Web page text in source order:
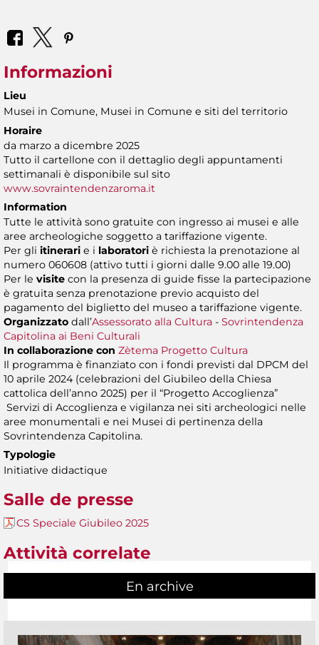
Informazioni
Lieu
Musei in Comune, Musei in Comune e siti del territorio
Horaire
da marzo a dicembre 2025
Tutto il cartellone con il dettaglio degli appuntamenti
settimanali è disponibile sul sito
www.sovraintendenzaroma.it
Information
Tutte le attività sono gratuite con ingresso ai musei e alle
aree archeologiche soggetto a tariffazione vigente.
Per gli itinerari e i laboratori è richiesta la prenotazione al
numero 060608 (attivo tutti i giorni dalle 9.00 alle 19.00)
Per le visite con la presenza di guide fisse la partecipazione
è gratuita senza prenotazione previo acquisto del
pagamento del biglietto del museo a tariffazione vigente.
Organizzato dall’Assessorato alla Cultura - Sovrintendenza
Capitolina ai Beni Culturali
In collaborazione con Zètema Progetto Cultura
Il programma è finanziato con i fondi previsti dal DPCM del
10 aprile 2024 (celebrazioni del Giubileo della Chiesa
cattolica dell’anno 2025) per il “Progetto Accoglienza”
Servizi di Accoglienza e vigilanza nei siti archeologici nelle
aree monumentali e nei Musei di pertinenza della
Sovrintendenza Capitolina.
Typologie
Initiative didactique
Salle de presse
CS Speciale Giubileo 2025
Attività correlate
En archive